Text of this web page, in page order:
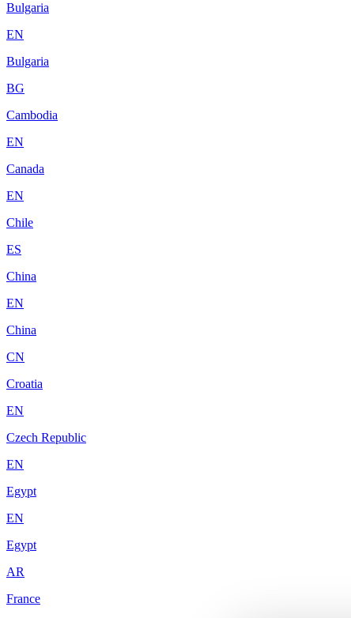
Bulgaria
EN
Bulgaria
BG
Cambodia
EN
Canada
EN
Chile
ES
China
EN
China
CN
Croatia
EN
Czech Republic
EN
Egypt
EN
Egypt
AR
France